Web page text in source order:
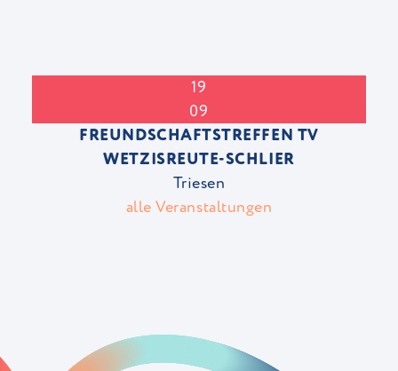
19
09
FREUNDSCHAFTSTREFFEN TV
WETZISREUTE-SCHLIER
Triesen
alle Veranstaltungen